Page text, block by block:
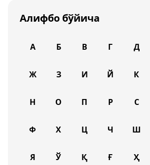
Алифбо бўйича
А Б В Г Д
Ж З И Й К
Н О П Р С
Ф Х Ц Ч Ш
Я Ў Қ Ғ Ҳ